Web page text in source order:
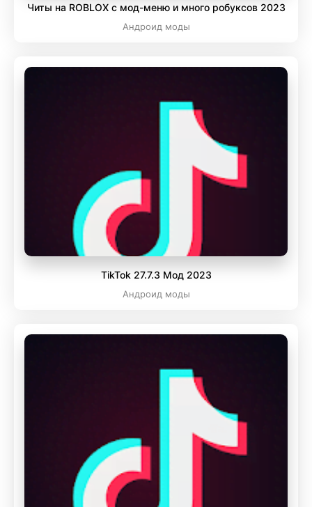
Читы на ROBLOX с мод-меню и много робуксов 2023
Андроид моды
TikTok 27.7.3 Мод 2023
Андроид моды